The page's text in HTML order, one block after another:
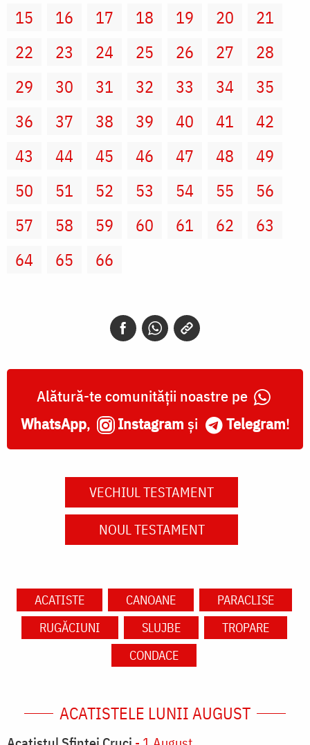
15
16 17 18 19 20
21
22
23 24 25 26 27
28
29
30 31 32 33 34
35
36
37 38 39 40 41
42
43
44 45 46 47 48
49
50
51 52 53 54 55
56
57
58 59 60 61 62
63
64
65 66
Alătură-te comunității noastre pe
WhatsApp, Instagram și Telegram!
VECHIUL TESTAMENT
NOUL TESTAMENT
ACATISTE CANOANE
PARACLISE
RUGĂCIUNI
SLUJBE
TROPARE
CONDACE
ACATISTELE LUNII AUGUST